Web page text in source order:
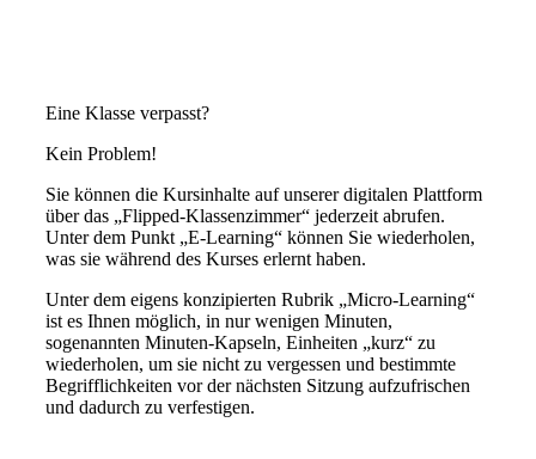
Eine Klasse verpasst?
Kein Problem!
Sie können die Kursinhalte auf unserer digitalen Plattform
über das „Flipped-Klassenzimmer“ jederzeit abrufen.
Unter dem Punkt „E-Learning“ können Sie wiederholen,
was sie während des Kurses erlernt haben.
Unter dem eigens konzipierten Rubrik „Micro-Learning“
ist es Ihnen möglich, in nur wenigen Minuten,
sogenannten Minuten-Kapseln, Einheiten „kurz“ zu
wiederholen, um sie nicht zu vergessen und bestimmte
Begrifflichkeiten vor der nächsten Sitzung aufzufrischen
und dadurch zu verfestigen.